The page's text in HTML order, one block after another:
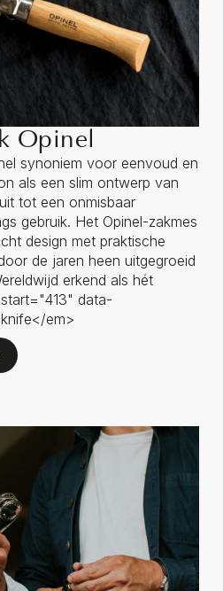
Opinel
synoniem voor eenvoud en
als een slim ontwerp van
tot een onmisbaar
gebruik. Het Opinel-zakmes
design met praktische
de jaren heen uitgegroeid
erkend als hét
data-
em>